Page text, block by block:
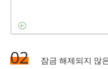
02
잠금 해제되지 않